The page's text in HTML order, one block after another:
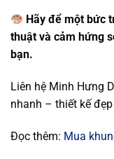
Hãy để một bức
thuật và cảm hứng
bạn.
Liên hệ Minh Hưng
nhanh – thiết kế
Đọc thêm: Mua